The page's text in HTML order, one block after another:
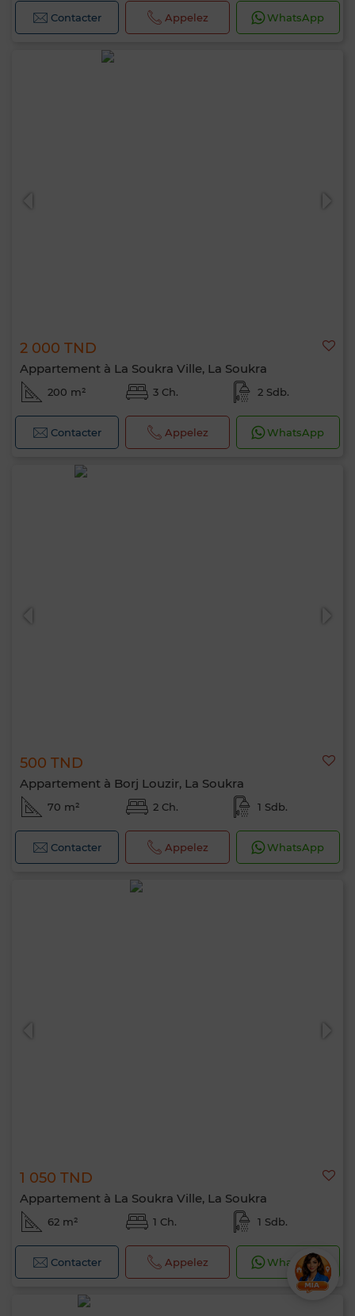
Contacter Appelez WhatsApp
2 000 TND
Appartement à La Soukra Ville, La Soukra
200 m² 3 Ch. 2 Sdb.
Contacter Appelez WhatsApp
500 TND
Appartement à Borj Louzir, La Soukra
70 m² 2 Ch. 1 Sdb.
Contacter Appelez WhatsApp
1 050 TND
Appartement à La Soukra Ville, La Soukra
62 m² 1 Ch. 1 Sdb.
Contacter Appelez WhatsApp